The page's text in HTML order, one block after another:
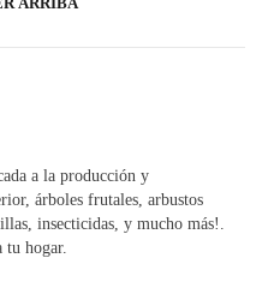
a la producción y
árboles frutales, arbustos
insecticidas, y mucho más!.
tu hogar.